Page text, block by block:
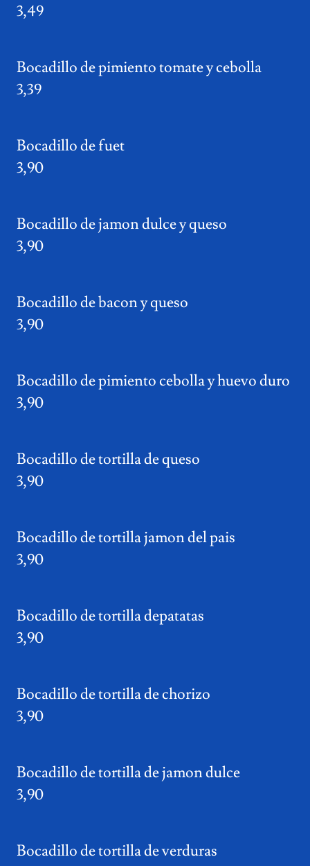
3,49
Bocadillo de pimiento tomate y cebolla
3,39
Bocadillo de fuet
3,90
Bocadillo de jamon dulce y queso
3,90
Bocadillo de bacon y queso
3,90
Bocadillo de pimiento cebolla y huevo duro
3,90
Bocadillo de tortilla de queso
3,90
Bocadillo de tortilla jamon del pais
3,90
Bocadillo de tortilla depatatas
3,90
Bocadillo de tortilla de chorizo
3,90
Bocadillo de tortilla de jamon dulce
3,90
Bocadillo de tortilla de verduras